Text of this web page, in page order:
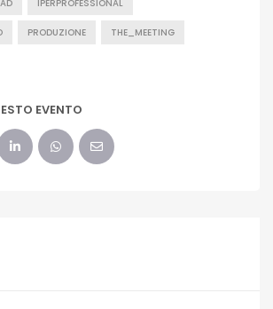
IPERPROFESSIONAL
PRODUZIONE THE_MEETING
EVENTO